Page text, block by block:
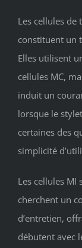
Les cellules de
constituent un
Elles utilisent
cellules MC,
induit un
lorsque le
certaines des
simplicité
Les cellules MI
cherchent un
d’entretien,
débutent avec